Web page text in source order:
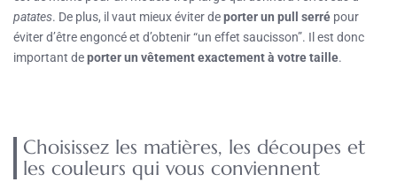
patates. De plus, il vaut mieux éviter deporter un pull serré pour
éviter d’être engoncé et d’obtenir “un effet saucisson”. Il est donc
important deporter un vêtement exactement à votre taille.
Choisissez les matières, les découpes et
les couleurs qui vous conviennent